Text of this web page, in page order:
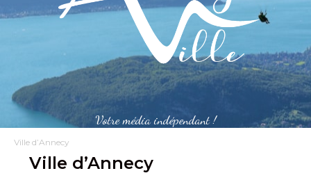
Votre média indépendant !
Ville d’Annecy
Ville d’Annecy